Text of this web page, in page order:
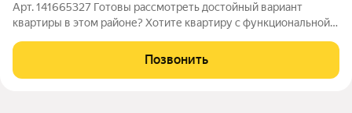
Арт. 141665327 Готовы рассмотреть достойный вариант
квартиры в этом районе? Хотите квартиру с функциональной
своих дизайнерских идей? Тогда эта квартира именно для Вас!
Представляем вам уникальную
Позвонить